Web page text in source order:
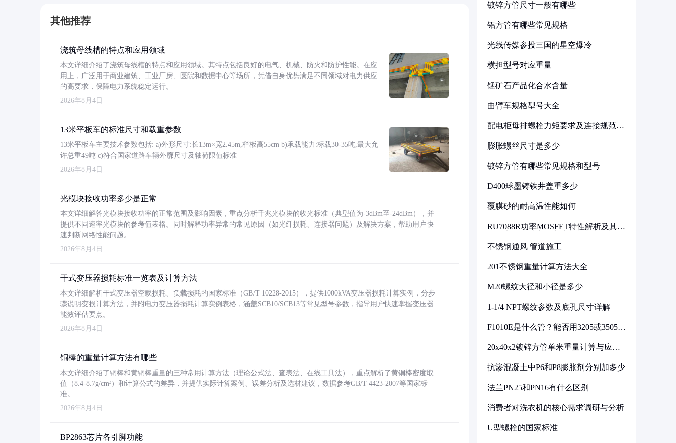
其他推荐
浇筑母线槽的特点和应用领域
本文详细介绍了浇筑母线槽的特点和应用领域。其特点包括良好的电气、机械、防火和防护性能。在应
用上，广泛用于商业建筑、工业厂房、医院和数据中心等场所，凭借自身优势满足不同领域对电力供应
的高要求，保障电力系统稳定运行。
2026年8月4日
13米平板车的标准尺寸和载重参数
13米平板车主要技术参数包括: a)外形尺寸:长13m×宽2.45m,栏板高55cm b)承载能力:标载30-35吨,最大允
许总重49吨 c)符合国家道路车辆外廓尺寸及轴荷限值标准
2026年8月4日
光模块接收功率多少是正常
本文详细解答光模块接收功率的正常范围及影响因素，重点分析千兆光模块的收光标准（典型值为-3dBm至-24dBm），并
提供不同速率光模块的参考值表格。同时解释功率异常的常见原因（如光纤损耗、连接器问题）及解决方案，帮助用户快
速判断网络性能问题。
2026年8月4日
干式变压器损耗标准一览表及计算方法
本文详细解析干式变压器空载损耗、负载损耗的国家标准（GB/T 10228-2015），提供1000kVA变压器损耗计算实例，分步
骤说明变损计算方法，并附电力变压器损耗计算实例表格，涵盖SCB10/SCB13等常见型号参数，指导用户快速掌握变压器
能效评估要点。
2026年8月4日
铜棒的重量计算方法有哪些
本文详细介绍了铜棒和黄铜棒重量的三种常用计算方法（理论公式法、查表法、在线工具法），重点解析了黄铜棒密度取
值（8.4-8.7g/cm³）和计算公式的差异，并提供实际计算案例、误差分析及选材建议，数据参考GB/T 4423-2007等国家标
准。
2026年8月4日
BP2863芯片各引脚功能
镀锌方管尺寸一般有哪些
铝方管有哪些常见规格
光线传媒参投三国的星空爆冷
横担型号对应重量
锰矿石产品化合水含量
曲臂车规格型号大全
配电柜母排螺栓力矩要求及连接规范详
膨胀螺丝尺寸是多少
镀锌方管有哪些常见规格和型号
D400球墨铸铁井盖重多少
覆膜砂的耐高温性能如何
RU7088R功率MOSFET特性解析及其在
不锈钢通风 管道施工
201不锈钢重量计算方法大全
M20螺纹大径和小径是多少
1-1/4 NPT螺纹参数及底孔尺寸详解
F1010E是什么管？能否用3205或3505代
20x40x2镀锌方管单米重量计算与应用
抗渗混凝土中P6和P8膨胀剂分别加多少
法兰PN25和PN16有什么区别
消费者对洗衣机的核心需求调研与分析
U型螺栓的国家标准